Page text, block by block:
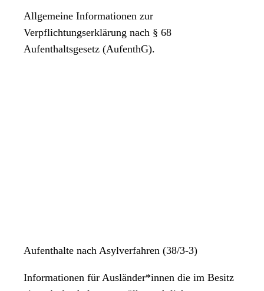
Allgemeine Informationen zur
Verpflichtungserklärung nach § 68
Aufenthaltsgesetz (AufenthG).
Aufenthalte nach Asylverfahren (38/3-3)
Informationen für Ausländer*innen die im Besitz